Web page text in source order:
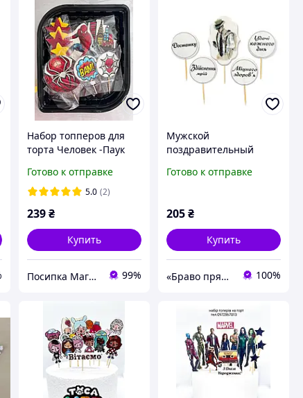
Набор топперов для
торта Человек -Паук
Готово к отправке
5.0 (2)
239 ₴
Купить
Посипка Магазин декору тортиків 99%
Мужской
поздравительный
топперы для торта на
Готово к отправке
205₴
Купить
«Браво пряник» 100%